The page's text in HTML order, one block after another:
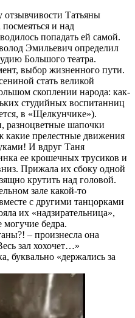
отзывчивости Татьяны
и над
попадать ей самой.
Эмильевич определил
Большого театра.
выбор жизненного пути.
стать великой
скоплении народа: как-
студийных воспитанниц
в «Щелкунчике»).
разноцветные шапочки
какие прелестные движения
И вдруг Таня
ее крошечных трусиков и
Прижала их сбоку одной
крутить над головой.
зале какой-то
с другими танцорками
их «надзирательница»,
могучие бедра.
– произнесла она
зал хохочет…»
буквально «держались за